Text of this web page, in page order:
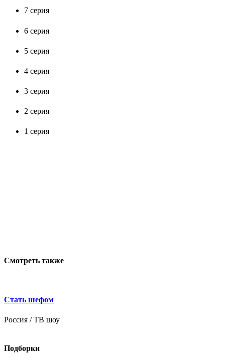
7 серия
6 серия
5 серия
4 серия
3 серия
2 серия
1 серия
Смотреть также
Стать шефом
Россия / ТВ шоу
Подборки